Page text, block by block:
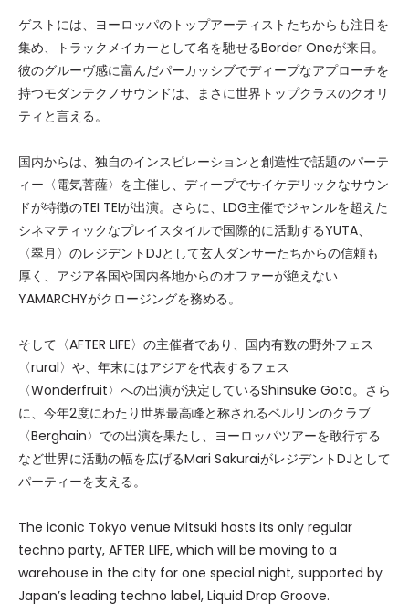
ゲストには、ヨーロッパのトップアーティストたちからも注目を
集め、トラックメイカーとして名を馳せるBorder Oneが来日。
彼のグルーヴ感に富んだパーカッシブでディープなアプローチを
持つモダンテクノサウンドは、まさに世界トップクラスのクオリ
ティと言える。
国内からは、独自のインスピレーションと創造性で話題のパーテ
ィー〈電気菩薩〉を主催し、ディープでサイケデリックなサウン
ドが特徴のTEI TEIが出演。さらに、LDG主催でジャンルを超えた
シネマティックなプレイスタイルで国際的に活動するYUTA、
〈翠月〉のレジデントDJとして玄人ダンサーたちからの信頼も
厚く、アジア各国や国内各地からのオファーが絶えない
YAMARCHYがクロージングを務める。
そして〈AFTER LIFE〉の主催者であり、国内有数の野外フェス
〈rural〉や、年末にはアジアを代表するフェス
〈Wonderfruit〉への出演が決定しているShinsuke Goto。さら
に、今年2度にわたり世界最高峰と称されるベルリンのクラブ
〈Berghain〉での出演を果たし、ヨーロッパツアーを敢行する
など世界に活動の幅を広げるMari SakuraiがレジデントDJとして
パーティーを支える。
The iconic Tokyo venue Mitsuki hosts its only regular
techno party, AFTER LIFE, which will be moving to a
warehouse in the city for one special night, supported by
Japan’s leading techno label, Liquid Drop Groove.